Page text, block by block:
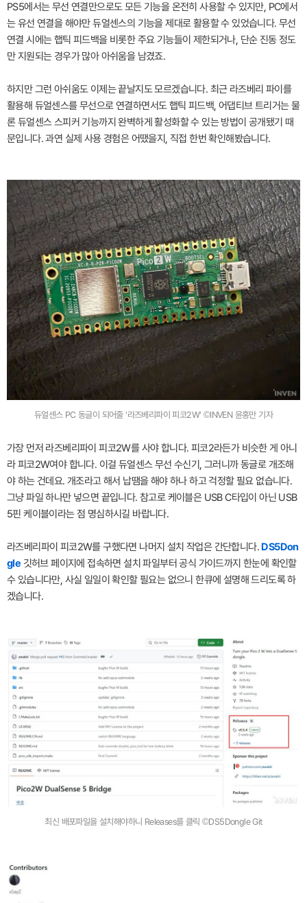
PS5에서는 무선 연결만으로도 모든 기능을 온전히 사용할 수 있지만, PC에서
는 유선 연결을 해야만 듀얼센스의 기능을 제대로 활용할 수 있었습니다. 무선
연결 시에는 햅틱 피드백을 비롯한 주요 기능들이 제한되거나, 단순 진동 정도
만 지원되는 경우가 많아 아쉬움을 남겼죠.
하지만 그런 아쉬움도 이제는 끝날지도 모르겠습니다. 최근 라즈베리 파이를
활용해 듀얼센스를 무선으로 연결하면서도 햅틱 피드백, 어댑티브 트리거는 물
론 듀얼센스 스피커 기능까지 완벽하게 활성화할 수 있는 방법이 공개됐기 때
문입니다. 과연 실제 사용 경험은 어땠을지, 직접 한번 확인해봤습니다.
듀얼센스 PC 동글이 되어줄 '라즈베리파이 피코2W' ©INVEN 윤홍만 기자
가장 먼저 라즈베리파이 피코2W를 사야 합니다. 피코2라든가 비슷한 게 아니
라 피코2W여야 합니다. 이걸 듀얼센스 무선 수신기, 그러니까 동글로 개조해
야 하는 건데요. 개조라고 해서 납땜을 해야 하나 하고 걱정할 필요 없습니다.
그냥 파일 하나만 넣으면 끝입니다. 참고로 케이블은 USB C타입이 아닌 USB
5핀 케이블이라는 점 명심하시길 바랍니다.
라즈베리파이 피코2W를 구했다면 나머지 설치 작업은 간단합니다.DS5Don
gle 깃허브 페이지에 접속하면 설치 파일부터 공식 가이드까지 한눈에 확인할
수 있습니다만, 사실 일일이 확인할 필요는 없으니 한큐에 설명해 드리도록 하
겠습니다.
최신 배포파일을 설치해야하니 Releases를 클릭 ©DS5Dongle Git